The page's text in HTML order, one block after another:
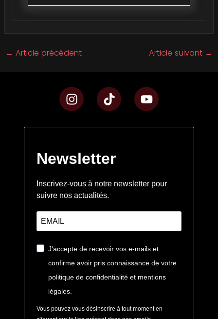
← Article précédent Article suivant →
I
n
s
t
g
r
a
m
T
i
k
t
k
Y
o
u
t
Newsletter
Inscrivez-vous à notre newsletter pour
suivre nos actualités.
J'accepte de recevoir vos e-mails et
confirme avoir pris connaissance de votre
politique de confidentialité et mentions
légales.
Vous pouvez vous désinscrire à tout moment en